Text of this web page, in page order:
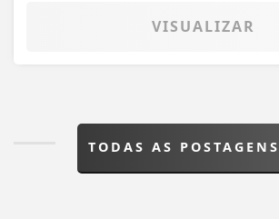
VISUALIZAR
TODAS AS POSTAGENS